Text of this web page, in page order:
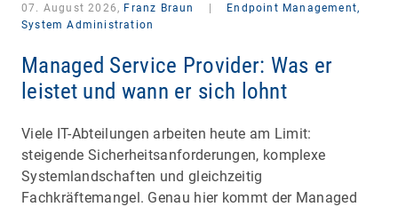
07. August 2026, Franz Braun
Endpoint Management,
System Administration
Managed Service Provider: Was er
leistet und wann er sich lohnt
Viele IT-Abteilungen arbeiten heute am Limit:
steigende Sicherheitsanforderungen, komplexe
Systemlandschaften und gleichzeitig
Fachkräftemangel. Genau hier kommt der Managed